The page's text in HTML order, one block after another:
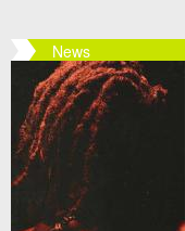
News